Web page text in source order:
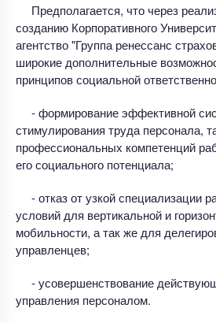
Предполагается, что через
созданию Корпоративного
агентство "Группа ренессанс
широкие дополнительные
принципов социальной
- формирование эффективной
стимулирования труда персонала,
профессиональных компетенций
его социального потенциала;
- отказ от узкой специализации
условий для вертикальной и
мобильности, а так же для
управленцев;
- усовершенствование
управления персоналом.